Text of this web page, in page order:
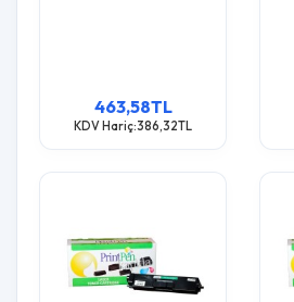
463,58TL
KDV Hariç:386,32TL